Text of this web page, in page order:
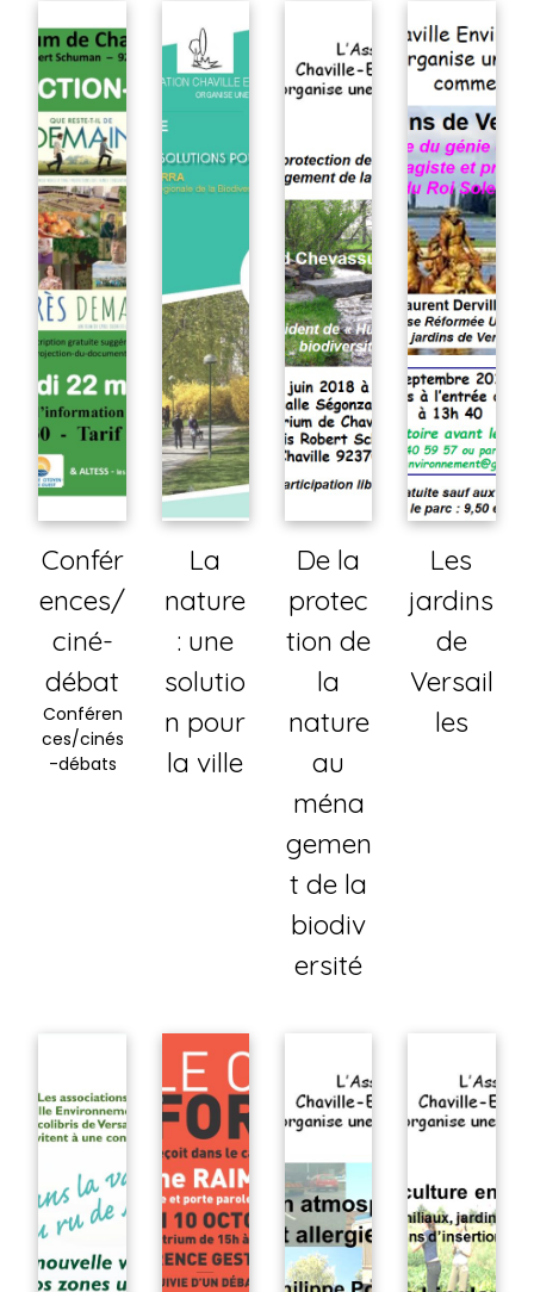
Confér
ences/
ciné-
débat
Conféren
ces/cinés
-débats
La
nature
: une
solutio
n pour
la ville
De la
protec
tion de
la
nature
au
ména
gemen
t de la
biodiv
ersité
Les
jardins
de
Versail
les